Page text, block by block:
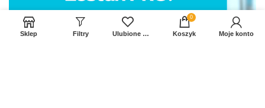
Sklep Filtry Ulubione produkty
0
Koszyk Moje konto